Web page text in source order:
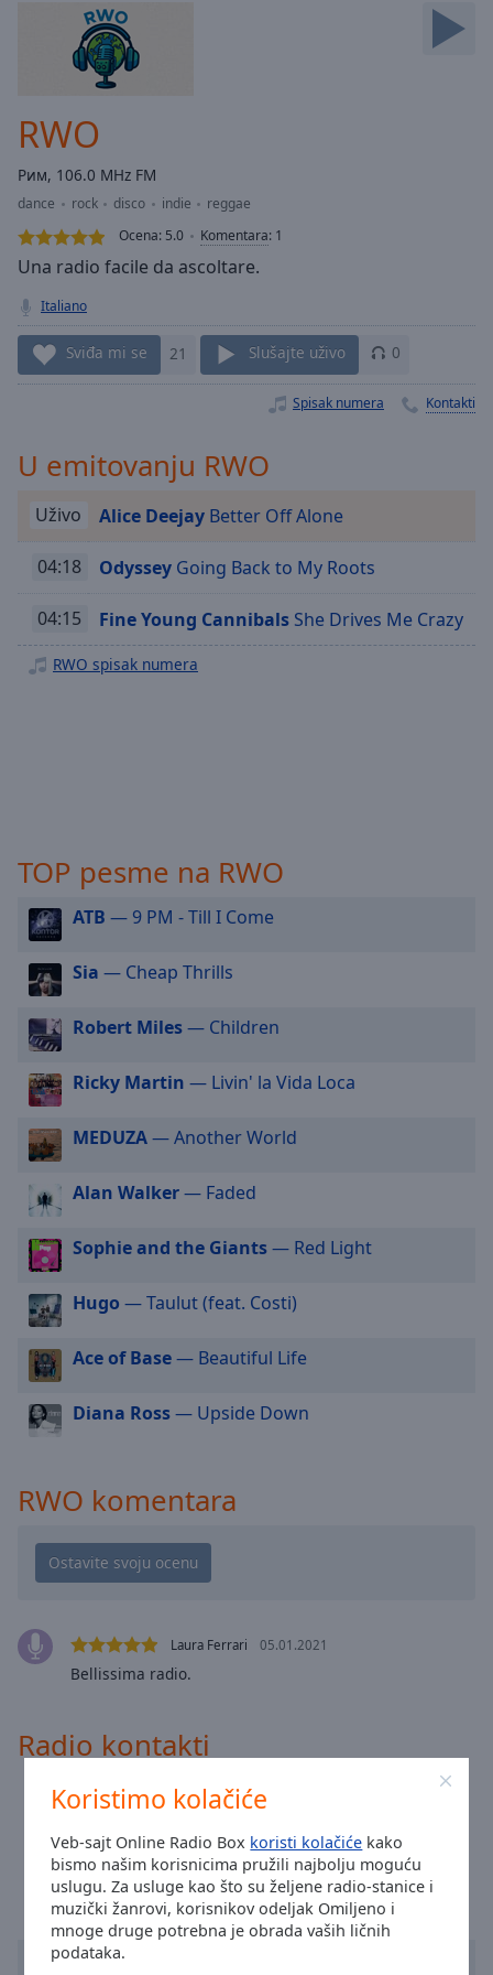
Koristimo kolačiće
Veb-sajt Online Radio Box koristi kolačiće kako
bismo našim korisnicima pružili najbolju moguću
uslugu. Za usluge kao što su željene radio-stanice i
muzički žanrovi, korisnikov odeljak Omiljeno i
mnoge druge potrebna je obrada vaših ličnih
podataka.
Loaded:
0.00%
Stream
Type
live,
currently
behind
LIVE
Remaining
Rate
descriptions
opens
subtitles
settings
dialog
subtitles
off
Audio
Picture-
in-
Picture
This
modal
window.
dialog
window.
Escape
cancel
and
window.
Text
Color
Background
Opacity
Caption
RWO
Рим, 106.0 MHz FM
dance rock disco indie
reggae
Ocena: 5.0 Komentara: 1
Una radio facile da ascoltare.
Italiano
Sviđa mi se 21 Slušajte uživo 0
Spisak numera Kontakti
U emitovanju RWO
Uživo Alice Deejay Better Off Alone
04:18 Odyssey Going Back to My Roots
04:15 Fine Young Cannibals She Drives Me Crazy
RWO spisak numera
TOP pesme na RWO
ATB — 9 PM - Till I Come
Sia — Cheap Thrills
Robert Miles— Children
Ricky Martin — Livin' la Vida Loca
MEDUZA— Another World
Alan Walker— Faded
Sophie and the Giants— Red Light
Hugo — Taulut (feat. Costi)
Ace of Base— Beautiful Life
Diana Ross— Upside Down
RWO komentara
Laura Ferrari 05.01.2021
Bellissima radio.
Radio kontakti
Email: fabio.p71@live.it
Vreme u gradu Рим:06:26,08.07.2026